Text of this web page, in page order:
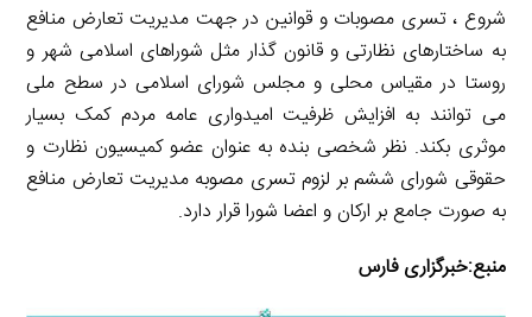
شروع ، تسری مصوبات و قوانین در جهت مدیریت تعارض منافع
به ساختارهای نظارتی و قانون گذار مثل شوراهای اسلامی شهر و
روستا در مقیاس محلی و مجلس شورای اسلامی در سطح ملی
می توانند به افزایش ظرفیت امیدواری عامه مردم کمک بسیار
موثری بکند. نظر شخصی بنده به عنوان عضو کمیسیون نظارت و
حقوقی شورای ششم بر لزوم تسری مصوبه مدیریت تعارض منافع
به صورت جامع بر ارکان و اعضا شورا قرار دارد.
منبع:خبرگزاری فارس